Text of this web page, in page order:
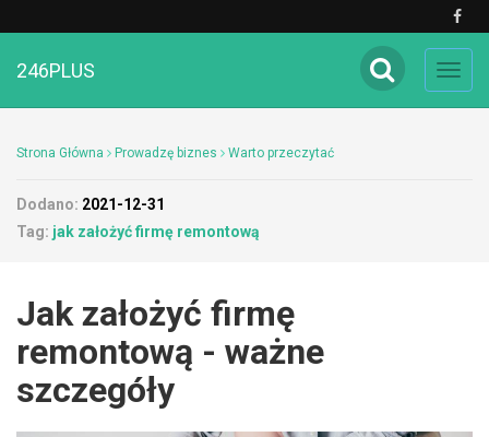
246PLUS
Strona Główna Prowadzę biznes Warto przeczytać
Dodano: 2021-12-31
Tag: jak założyć firmę remontową
Jak założyć firmę
remontową - ważne
szczegóły